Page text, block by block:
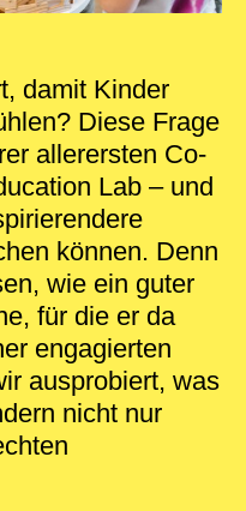
damit Kinder
Diese Frage
allerersten Co-
Lab – und
können. Denn
wie ein guter
für die er da
engagierten
ausprobiert, was
nicht nur